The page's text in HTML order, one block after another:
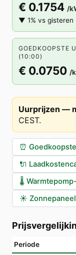
€ 0.1754 /
▼ 1% vs gisteren
GOEDKOOPSTE
(10:00)
€ 0.0750 /
Uurprijzen —
CEST.
⏰
🔌
🌡️
☀️
Periode